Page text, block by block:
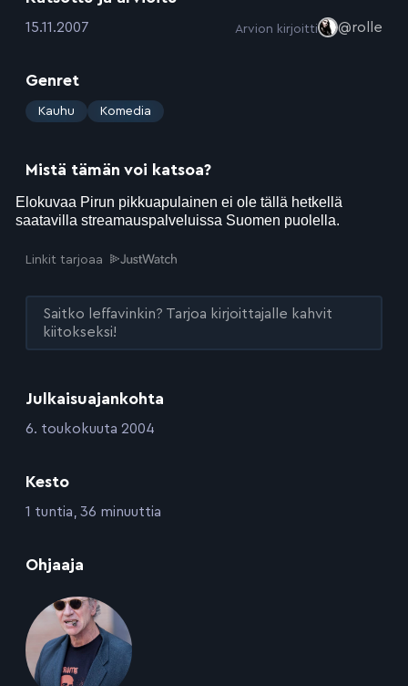
Julkaisuajankohta
:6. toukokuuta 2004
Kesto
:1 tuntia, 36 minuuttia
Ohjaaja
:15.11.2007 Arvion kirjoitti @rolle
Genret
: Kauhu Komedia
Mistä tämän voi katsoa?
Linkit tarjoaa
Saitko leffavinkin? Tarjoa kirjoittajalle kahvit
kiitokseksi!